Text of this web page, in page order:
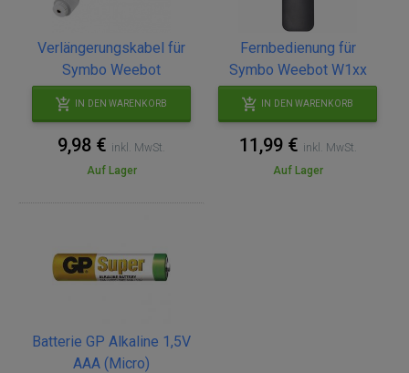
Verlängerungskabel für
Symbo Weebot
IN DEN WARENKORB
9,98 € inkl. MwSt.
Auf Lager
Fernbedienung für
Symbo Weebot W1xx
IN DEN WARENKORB
11,99 € inkl. MwSt.
Auf Lager
Batterie GP Alkaline 1,5V
AAA (Micro)